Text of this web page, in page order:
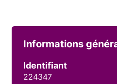
Informations
Identifiant
224347